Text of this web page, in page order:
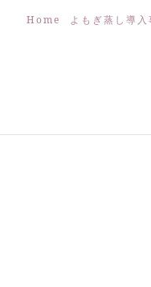
Home よもぎ蒸し導入